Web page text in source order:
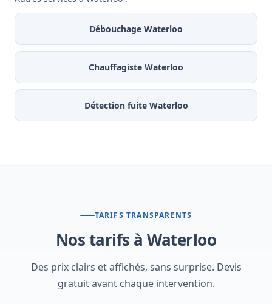
Débouchage Waterloo
Chauffagiste Waterloo
Détection fuite Waterloo
TARIFS TRANSPARENTS
Nos tarifs à Waterloo
Des prix clairs et affichés, sans surprise. Devis
gratuit avant chaque intervention.